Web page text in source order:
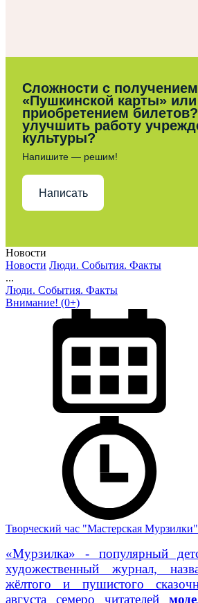
Сложности с получением
«Пушкинской карты» или
приобретением
улучшить работу
культуры?
Напишите — решим!
Написать
Новости
Новости Люди. События. Факты
...
Люди. События. Факты
Внимание! (0+)
Творческий час "Мастерская
«Мурзилка» - популярный
художественный журнал,
жёлтого и пушистого
августа семеро читателей